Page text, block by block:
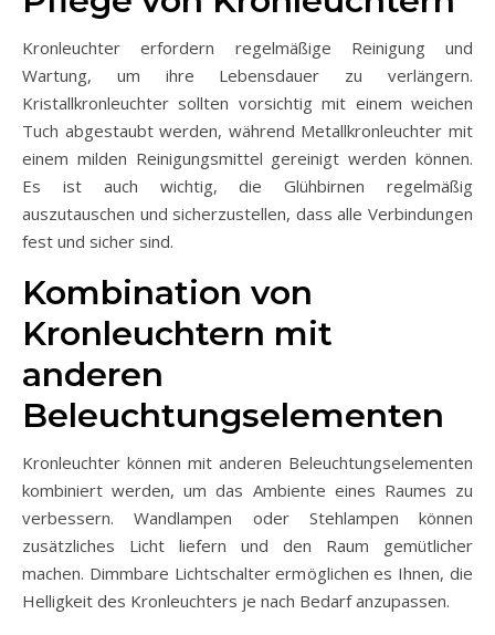
Kronleuchter erfordern regelmäßige Reinigung und
Wartung, um ihre Lebensdauer zu verlängern.
Kristallkronleuchter sollten vorsichtig mit einem weichen
Tuch abgestaubt werden, während Metallkronleuchter mit
einem milden Reinigungsmittel gereinigt werden können.
Es ist auch wichtig, die Glühbirnen regelmäßig
auszutauschen und sicherzustellen, dass alle Verbindungen
fest und sicher sind.
Kombination von
Kronleuchtern mit
anderen
Beleuchtungselementen
Kronleuchter können mit anderen Beleuchtungselementen
kombiniert werden, um das Ambiente eines Raumes zu
verbessern. Wandlampen oder Stehlampen können
zusätzliches Licht liefern und den Raum gemütlicher
machen. Dimmbare Lichtschalter ermöglichen es Ihnen, die
Helligkeit des Kronleuchters je nach Bedarf anzupassen.